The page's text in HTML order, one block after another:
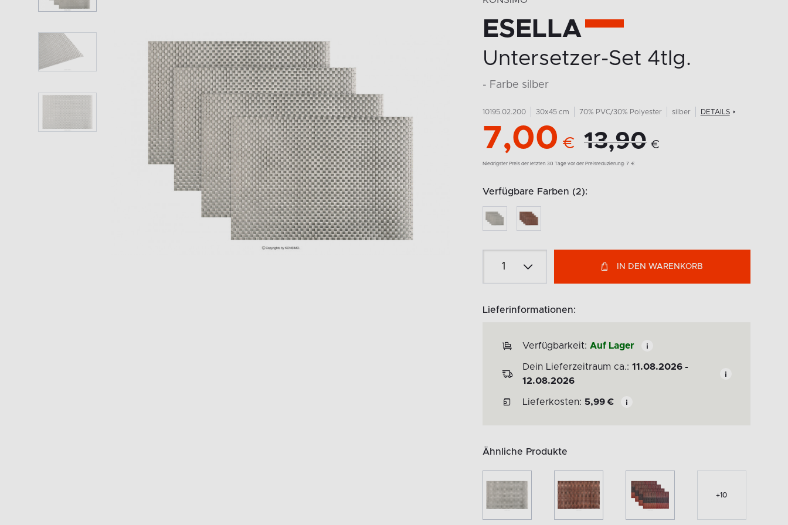
ESELLA
Untersetzer-Set 4tlg.
- Farbe silber
10195.02.200 30x45 cm 70% PVC/30% Polyester silber DETAILS
7,00 € 13,90 €
Niedrigster Preis der letzten 30 Tage vor der Preisreduzierung: 7 €
Verfügbare Farben (2):
IN DEN WARENKORB
Lieferinformationen:
Verfügbarkeit: Auf Lager
Dein Lieferzeitraum ca.: 11.08.2026 -
12.08.2026
Lieferkosten: 5,99 €
Ähnliche Produkte
+10